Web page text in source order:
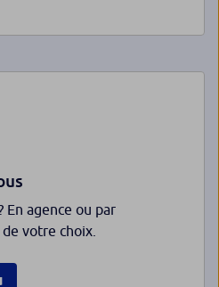
En agence ou par
votre choix.